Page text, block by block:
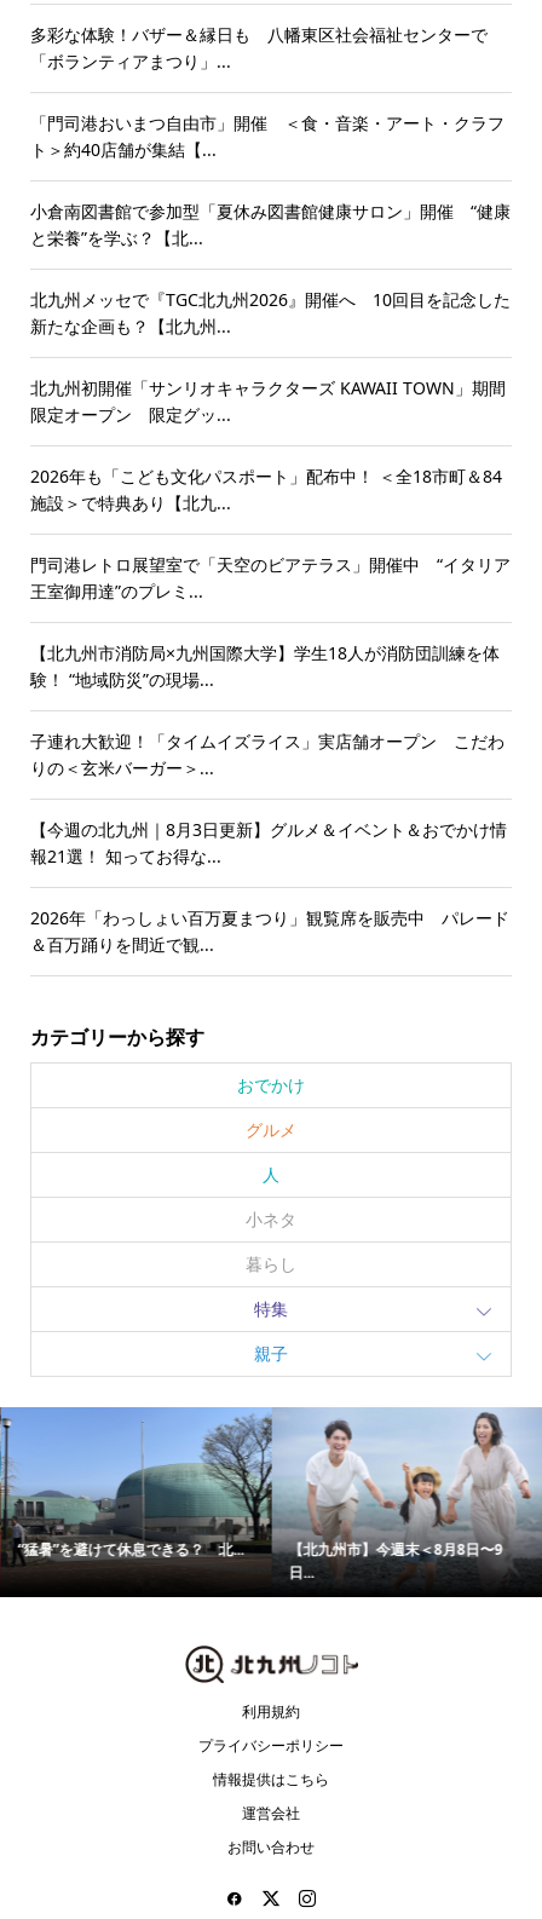
多彩な体験！バザー＆縁日も 八幡東区社会福祉センターで
「ボランティアまつり」...
「門司港おいまつ自由市」開催 ＜食・音楽・アート・クラフ
ト＞約40店舗が集結【...
小倉南図書館で参加型「夏休み図書館健康サロン」開催 “健康
と栄養”を学ぶ？【北...
北九州メッセで『TGC北九州2026』開催へ 10回目を記念した
新たな企画も？【北九州...
北九州初開催「サンリオキャラクターズ KAWAII TOWN」期間
限定オープン 限定グッ...
2026年も「こども文化パスポート」配布中！ ＜全18市町＆84
施設＞で特典あり【北九...
門司港レトロ展望室で「天空のビアテラス」開催中 “イタリア
王室御用達”のプレミ...
【北九州市消防局×九州国際大学】学生18人が消防団訓練を体
験！ “地域防災”の現場...
子連れ大歓迎！「タイムイズライス」実店舗オープン こだわ
りの＜玄米バーガー＞...
【今週の北九州｜8月3日更新】グルメ＆イベント＆おでかけ情
報21選！ 知ってお得な...
2026年「わっしょい百万夏まつり」観覧席を販売中 パレード
＆百万踊りを間近で観...
カテゴリーから探す
おでかけ
グルメ
人
小ネタ
暮らし
特集
親子
“猛暑”を避けて休息できる？ 北...
【北九州市】今週末＜8月8日〜9
日...
利用規約
プライバシーポリシー
情報提供はこちら
運営会社
お問い合わせ